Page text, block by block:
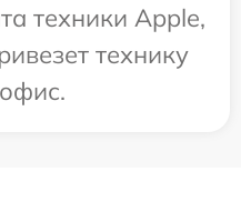
техники Apple,
технику